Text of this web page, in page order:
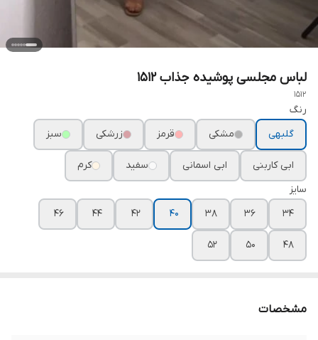
لباس مجلسی پوشیده جذاب ۱۵۱۲
1512
رنگ
گلبهی
مشکی قرمز زرشکی سبز
ابی کاربنی ابی اسمانی سفید
کرم
سایز
۳۴
۳۶ ۳۸ ۴۰ ۴۲ ۴۴ ۴۶
۴۸ ۵۰ ۵۲
مشخصات